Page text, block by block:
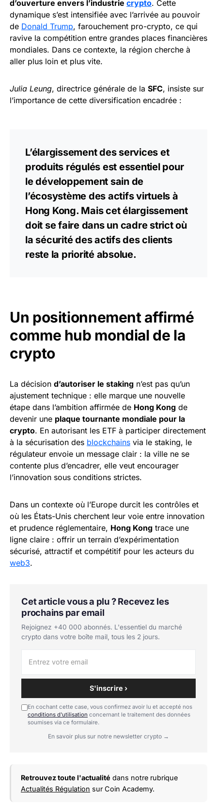
d’ouverture envers l’industrie crypto. Cette
dynamique s’est intensifiée avec l’arrivée au pouvoir
de Donald Trump, farouchement pro-crypto, ce qui
ravive la compétition entre grandes places financières
mondiales. Dans ce contexte, la région cherche à
aller plus loin et plus vite.
Julia Leung, directrice générale de la SFC, insiste sur
l’importance de cette diversification encadrée :
L’élargissement des services et
produits régulés est essentiel pour
le développement sain de
l’écosystème des actifs virtuels à
Hong Kong. Mais cet élargissement
doit se faire dans un cadre strict où
la sécurité des actifs des clients
reste la priorité absolue.
Un positionnement affirmé
comme hub mondial de la
crypto
La décision d’autoriser le staking n’est pas qu’un
ajustement technique : elle marque une nouvelle
étape dans l’ambition affirmée de Hong Kong de
devenir une plaque tournante mondiale pour la
crypto. En autorisant les ETF à participer directement
à la sécurisation des blockchains via le staking, le
régulateur envoie un message clair : la ville ne se
contente plus d’encadrer, elle veut encourager
l’innovation sous conditions strictes.
Dans un contexte où l’Europe durcit les contrôles et
où les États-Unis cherchent leur voie entre innovation
et prudence réglementaire, Hong Kong trace une
ligne claire : offrir un terrain d’expérimentation
sécurisé, attractif et compétitif pour les acteurs du
web3.
Cet article vous a plu ? Recevez les
prochains par email
Rejoignez +40 000 abonnés. L'essentiel du marché
crypto dans votre boîte mail, tous les 2 jours.
S'inscrire ›
En cochant cette case, vous confirmez avoir lu et accepté nos
conditions d'utilisation concernant le traitement des données
soumises via ce formulaire.
En savoir plus sur notre newsletter crypto →
Retrouvez toute l'actualité dans notre rubrique
Actualités Régulation sur Coin Academy.